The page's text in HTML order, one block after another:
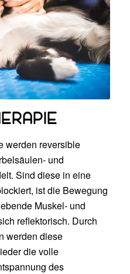
werden reversible
und
Sind diese in eine
ist die Bewegung
Muskel- und
reflektorisch. Durch
werden diese
die volle
des